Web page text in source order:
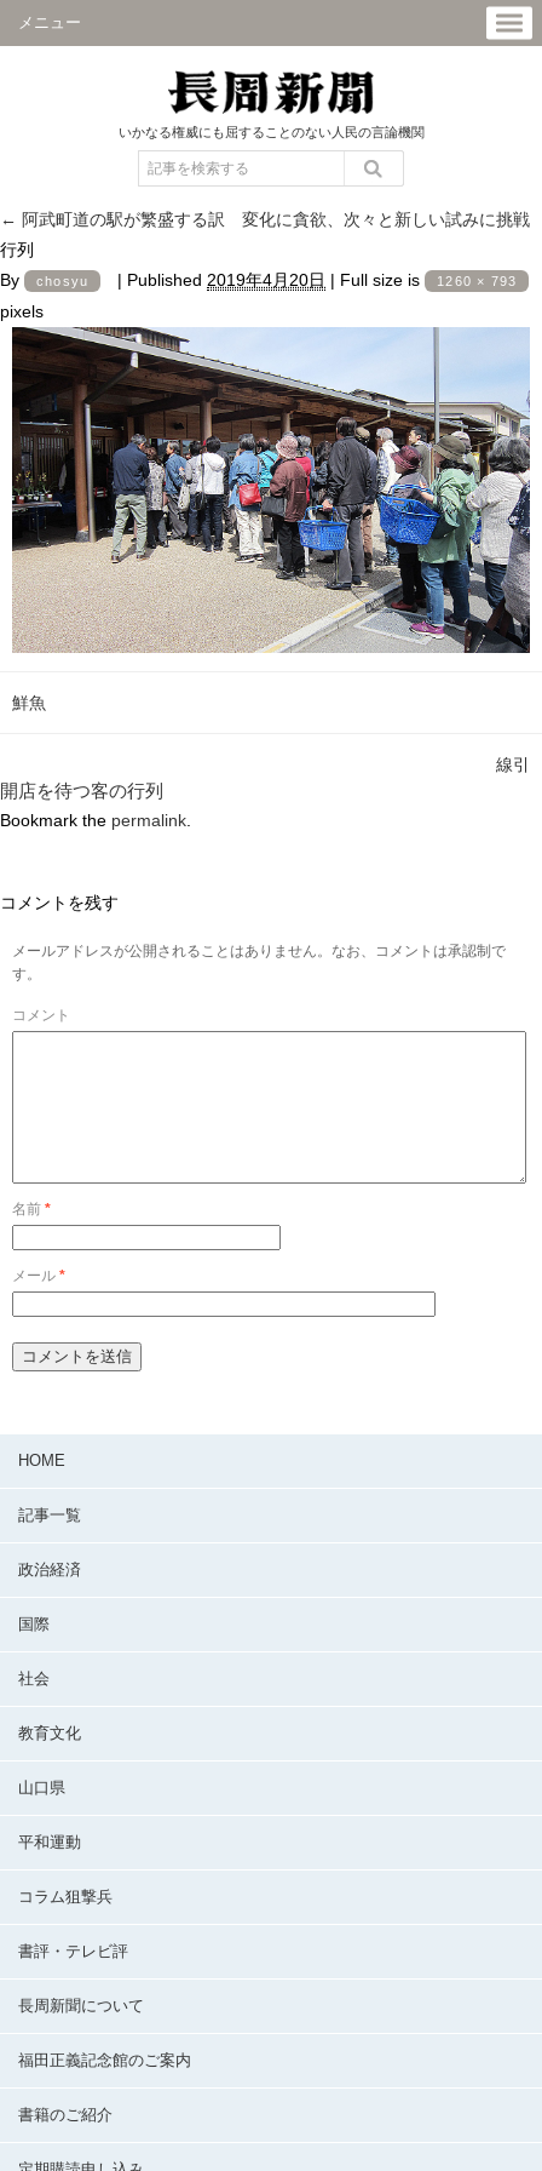
メニュー
いかなる権威にも屈することのない人民の言論機関
← 阿武町道の駅が繁盛する訳 変化に貪欲、次々と新しい試みに挑戦
行列
By
chosyu | Published 2019年4月20日 | Full size is 1260 × 793
pixels
鮮魚
線引
開店を待つ客の行列
Bookmark the permalink
コメントを残す
メールアドレスが公開されることはありません。なお、コメントは承認制で
す。
コメント
名前 *
メール *
HOME
記事一覧
政治経済
国際
社会
教育文化
山口県
平和運動
コラム狙撃兵
書評・テレビ評
長周新聞について
福田正義記念館のご案内
書籍のご紹介